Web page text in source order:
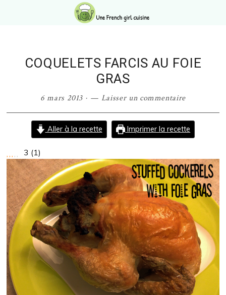
principale
latéraleCOQUELETS FARCIS AU FOIE
GRAS
6 mars 2013 · Laisser un commentaire
Aller à la recette Imprimer la recette
3 (1)